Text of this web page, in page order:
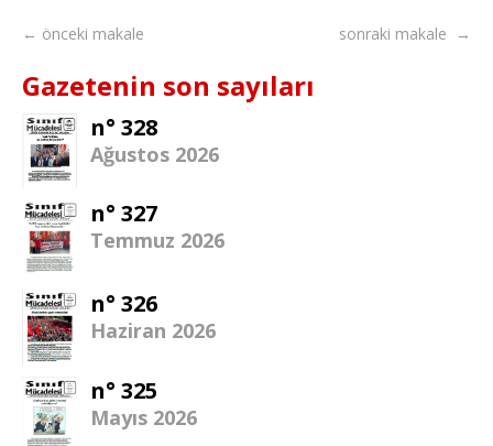
← önceki makale sonraki makale →
Gazetenin son sayıları
n° 328
Ağustos 2026
n° 327
Temmuz 2026
n° 326
Haziran 2026
n° 325
Mayıs 2026